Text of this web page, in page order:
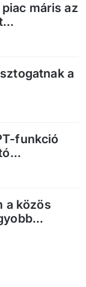
máris az
a
funkció
a közös